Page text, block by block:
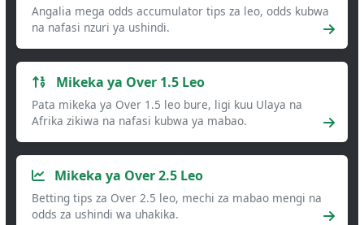
Angalia mega odds accumulator tips za leo, odds kubwa
na nafasi nzuri ya ushindi.
Mikeka ya Over 1.5 Leo
Pata mikeka ya Over 1.5 leo bure, ligi kuu Ulaya na
Afrika zikiwa na nafasi kubwa ya mabao.
Mikeka ya Over 2.5 Leo
Betting tips za Over 2.5 leo, mechi za mabao mengi na
odds za ushindi wa uhakika.